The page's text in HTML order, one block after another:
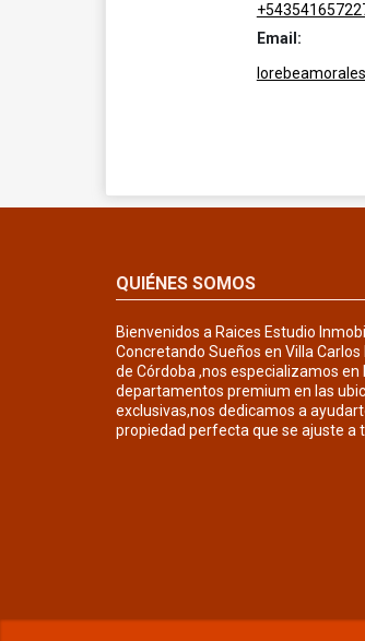
Email:
QUIÉNES SOMOS
Bienvenidos a Raices Estudio
Concretando Sueños en Villa Carlos
de Córdoba ,nos especializamos en
departamentos premium en las
exclusivas,nos dedicamos a
propiedad perfecta que se ajuste a